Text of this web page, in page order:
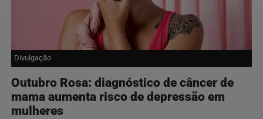
Divulgação
Outubro Rosa: diagnóstico de câncer de
mama aumenta risco de depressão em
mulheres